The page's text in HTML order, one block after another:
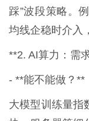
踩”波段策略。
均线企稳时介入
**2. AI算力：需
- **能不能做？**
大模型训练量指